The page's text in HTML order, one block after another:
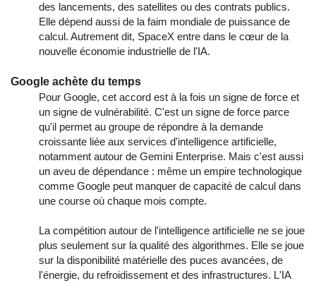
des lancements, des satellites ou des contrats publics.
Elle dépend aussi de la faim mondiale de puissance de
calcul. Autrement dit, SpaceX entre dans le cœur de la
nouvelle économie industrielle de l'IA.
Google achète du temps
Pour Google, cet accord est à la fois un signe de force et
un signe de vulnérabilité. C'est un signe de force parce
qu'il permet au groupe de répondre à la demande
croissante liée aux services d'intelligence artificielle,
notamment autour de Gemini Enterprise. Mais c'est aussi
un aveu de dépendance : même un empire technologique
comme Google peut manquer de capacité de calcul dans
une course où chaque mois compte.
La compétition autour de l'intelligence artificielle ne se joue
plus seulement sur la qualité des algorithmes. Elle se joue
sur la disponibilité matérielle des puces avancées, de
l'énergie, du refroidissement et des infrastructures. L'IA